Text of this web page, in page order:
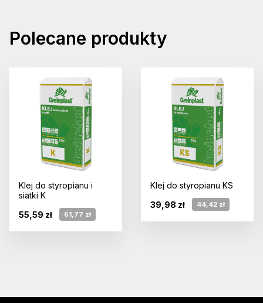
Polecane produkty
Klej do styropianu i
siatki K
55,59 zł
61,77 zł
Klej do styropianu KS
39,98 zł
44,42 zł